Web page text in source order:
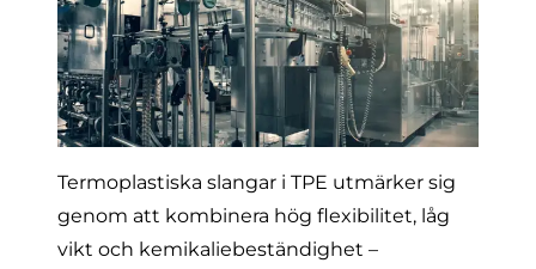
Termoplastiska slangar i TPE utmärker sig
genom att kombinera hög flexibilitet, låg
vikt och kemikaliebeständighet –